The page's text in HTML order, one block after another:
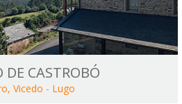
DE CASTROBÓ
Vicedo - Lugo